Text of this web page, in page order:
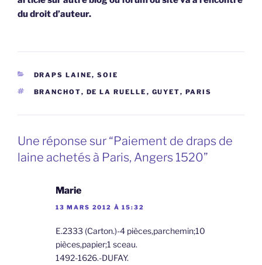
du droit d’auteur.
CATÉGORIES
DRAPS LAINE, SOIE
ÉTIQUETTES
BRANCHOT, DE LA RUELLE , GUYET, PARIS
Une réponse sur “Paiement de draps de
laine achetés à Paris, Angers 1520”
Marie
13 MARS 2012 À 15:32
E.2333 (Carton.)-4 pièces,parchemin;10
pièces,papier;1 sceau.
1492-1626.-DUFAY.